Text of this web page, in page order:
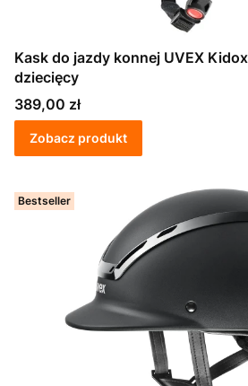
Kask do jazdy konnej UVEX
dziecięcy
Cena
389,00 zł
Zobacz produkt
Bestseller